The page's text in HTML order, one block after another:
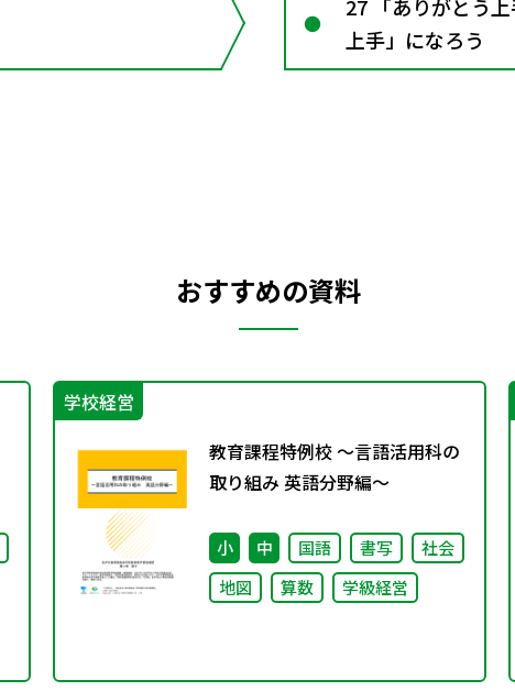
27 「ありがとう
上手」になろう
おすすめの資料
学校経営
教育課程特例校 ～言語活用科の
取り組み 英語分野編～
小 中 国語 書写
社会
地図
算数 学級経営